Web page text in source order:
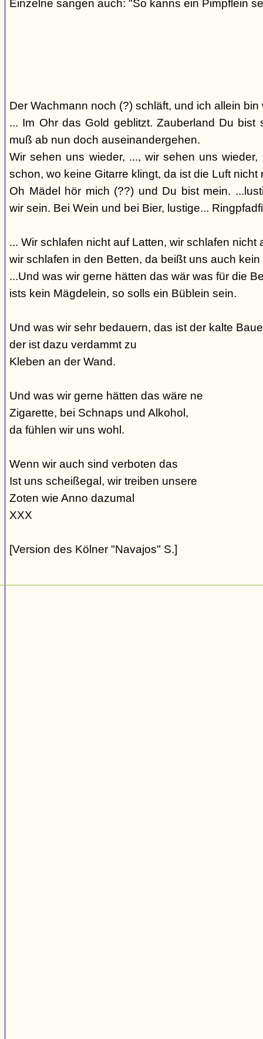
Einzelne sangen auch: "So kanns ein Pimpflein
Der Wachmann noch (?) schläft, und ich allein bin
... Im Ohr das Gold geblitzt. Zauberland Du bist
muß ab nun doch auseinandergehen.
Wir sehen uns wieder, ..., wir sehen uns
schon, wo keine Gitarre klingt, da ist die Luft nicht
Oh Mädel hör mich (??) und Du bist mein.
wir sein. Bei Wein und bei Bier, lustige...
... Wir schlafen nicht auf Latten, wir schlafen nicht
wir schlafen in den Betten, da beißt uns auch kein
...Und was wir gerne hätten das wär was für die
ists kein Mägdelein, so solls ein Büblein sein.
Und was wir sehr bedauern, das ist der kalte
der ist dazu verdammt zu
Kleben an der Wand.
Und was wir gerne hätten das wäre ne
Zigarette, bei Schnaps und Alkohol,
da fühlen wir uns wohl.
Wenn wir auch sind verboten das
Ist uns scheißegal, wir treiben unsere
Zoten wie Anno dazumal
XXX
[Version des Kölner "Navajos" S.]